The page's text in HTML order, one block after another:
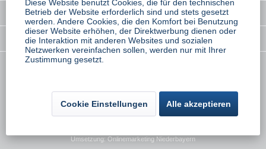
Rechtliches
Newsletter
Kontakt Versand und Zahlungsbedingungen
Umsetzung: Onlinemarketing Niederbayern
Diese Website benutzt Cookies, die für den technischen
Betrieb der Website erforderlich sind und stets gesetzt
werden. Andere Cookies, die den Komfort bei Benutzung
dieser Website erhöhen, der Direktwerbung dienen oder
die Interaktion mit anderen Websites und sozialen
Netzwerken vereinfachen sollen, werden nur mit Ihrer
Zustimmung gesetzt.
Cookie Einstellungen Alle akzeptieren